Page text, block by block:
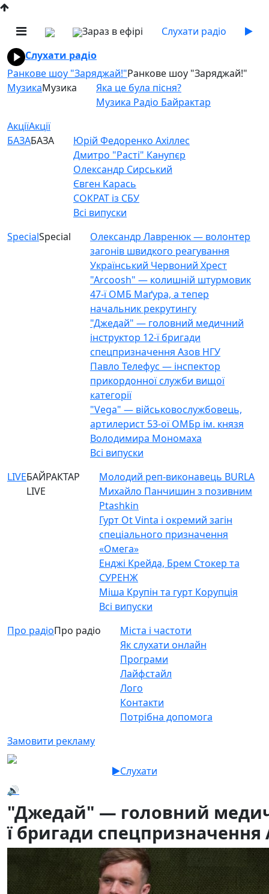
Зараз в ефірі
Слухати радіо
Слухати радіо
Ранкове шоу "Заряджай!"Ранкове шоу "Заряджай!"
МузикаМузика
Яка це була пісня?
Музика Радіо Байрактар
АкціїАкції
БАЗАБАЗА
Юрій Федоренко Ахіллес
Дмитро "Расті" Канупєр
Олександр Сирський
Євген Карась
СОКРАТ із СБУ
Всі випуски
SpecialSpecial
Олександр Лавренюк — волонтер
загонів швидкого реагування
Український Червоний Хрест
"Arcoosh" — колишній штурмовик
47-ї ОМБ Маґура, а тепер
начальник рекрутингу
"Джедай" — головний медичний
інструктор 12-ї бригади
спецпризначення Азов НГУ
Павло Телефус — інспектор
прикордонної служби вищої
категорії
"Vega" — військовослужбовець,
артилерист 53-ої ОМБр ім. князя
Володимира Мономаха
Всі випуски
LIVEБАЙРАКТАР
LIVE
Молодий реп-виконавець BURLA
Михайло Панчишин з позивним
Ptashkin
Гурт Ot Vinta і окремий загін
спеціального призначення
«Омега»
Енджі Крейда, Брем Стокер та
СУРЕНЖ
Міша Крупін та гурт Корупція
Всі випуски
Про радіоПро радіо
Міста і частоти
Як слухати онлайн
Програми
Лайфстайл
Лого
Контакти
Потрібна допомога
Замовити рекламу
Слухати
🔊
"Джедай" — головний
ї бригади спецпризначення